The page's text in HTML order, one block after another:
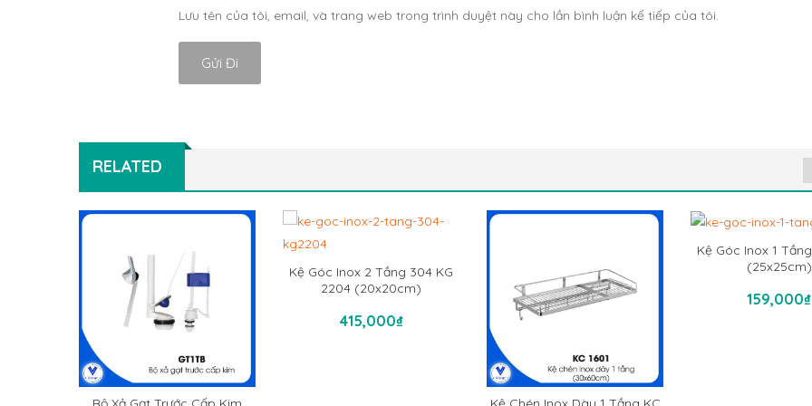
Lưu tên của tôi, email, và trang web trong trình duyệt này cho lần bình luận kế tiếp của tôi.
RELATED
Kệ Góc Inox 2 Tầng 304 KG
2204 (20x20cm)
415,000₫
Thêm Vào Giỏ Hàng
Kệ Góc Inox 1 Tầng
(25x25cm)
159,000₫
Thêm Vào